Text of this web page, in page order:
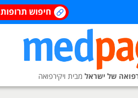
חיפוש תרופות
של ישראל מבית ויקירפואה